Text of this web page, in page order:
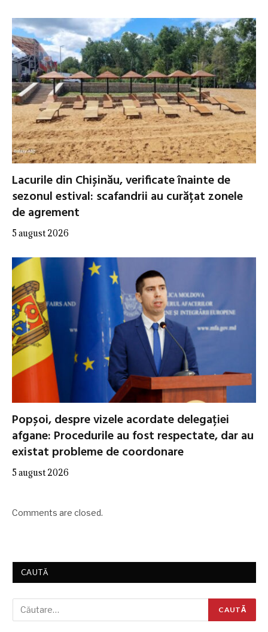
Lacurile din Chișinău, verificate înainte de
sezonul estival: scafandrii au curățat zonele
de agrement
5 august 2026
Popșoi, despre vizele acordate delegației
afgane: Procedurile au fost respectate, dar au
existat probleme de coordonare
5 august 2026
Comments are closed.
CAUTĂ